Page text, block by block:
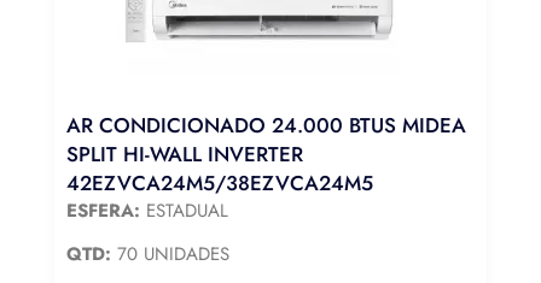
AR CONDICIONADO 24.000 BTUS MIDEA
SPLIT HI-WALL INVERTER
42EZVCA24M5/38EZVCA24M5
ESFERA: ESTADUAL
QTD: 70 UNIDADES